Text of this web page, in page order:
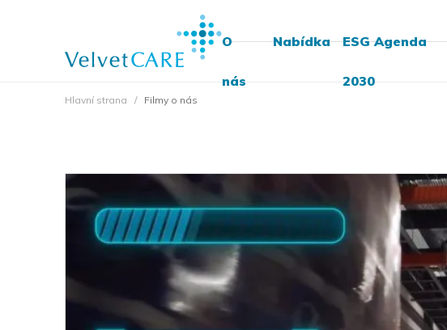
O
nás
Nabídka ESG Agenda
2030
Hlavní strana Filmy o nás